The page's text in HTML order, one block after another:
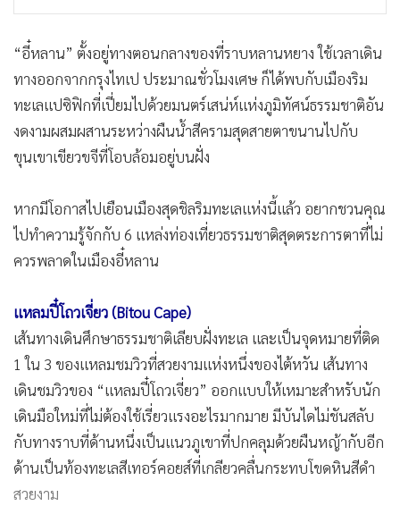
“อี๋หลาน” ตั้งอยู่ทางตอนกลางของที่ราบหลานหยาง ใช้เวลาเดิน
ทางออกจากกรุงไทเป ประมาณชั่วโมงเศษ ก็ได้พบกับเมืองริม
ทะเลแปซิฟิกที่เปี่ยมไปด้วยมนตร์เสน่ห์แห่งภูมิทัศน์ธรรมชาติอัน
งดงามผสมผสานระหว่างผืนน้ำสีครามสุดสายตาขนานไปกับ
ขุนเขาเขียวขจีที่โอบล้อมอยู่บนฝั่ง
หากมีโอกาสไปเยือนเมืองสุดชิลริมทะเลแห่งนี้แล้ว อยากชวนคุณ
ไปทำความรู้จักกับ 6 แหล่งท่องเที่ยวธรรมชาติสุดตระการตาที่ไม่
ควรพลาดในเมืองอี๋หลาน
แหลมปี๋โถวเจี่ยว (Bitou Cape)
เส้นทางเดินศึกษาธรรมชาติเลียบฝั่งทะเล และเป็นจุดหมายที่ติด
1 ใน 3 ของแหลมชมวิวที่สวยงามแห่งหนึ่งของไต้หวัน เส้นทาง
เดินชมวิวของ “แหลมปี๋โถวเจี่ยว” ออกแบบให้เหมาะสำหรับนัก
เดินมือใหม่ที่ไม่ต้องใช้เรี่ยวแรงอะไรมากมาย มีบันไดไม่ชันสลับ
กับทางราบที่ด้านหนึ่งเป็นแนวภูเขาที่ปกคลุมด้วยผืนหญ้ากับอีก
ด้านเป็นท้องทะเลสีเทอร์คอยส์ที่เกลียวคลื่นกระทบโขดหินสีดำ
สวยงาม